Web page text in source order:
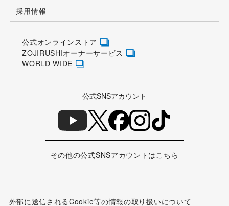
採用情報
公式オンラインストア
ZOJIRUSHIオーナーサービス
WORLD WIDE
公式SNSアカウント
その他の公式SNSアカウントはこちら
外部に送信されるCookie等の情報の取り扱いについて